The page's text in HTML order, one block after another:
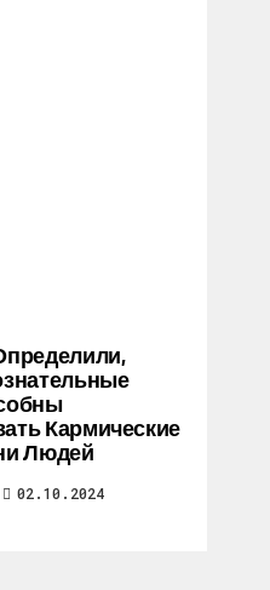
Кармические
Людей
02.10.2024